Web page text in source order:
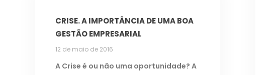
CRISE. A IMPORTÂNCIA DE UMA BOA
GESTÃO EMPRESARIAL
12 de maio de 2016
A Crise é ou não uma oportunidade? A